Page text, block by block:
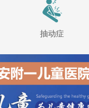
抽动症